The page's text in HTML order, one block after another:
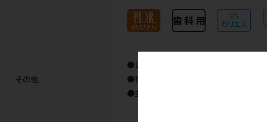
その他
●日本製
●材質／柄：PET 毛：ナイロン
●全長／156.5mm ●単品重量／9.5g